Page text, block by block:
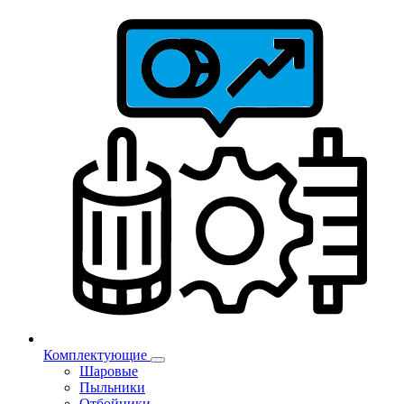
Комплектующие
Шаровые
Пыльники